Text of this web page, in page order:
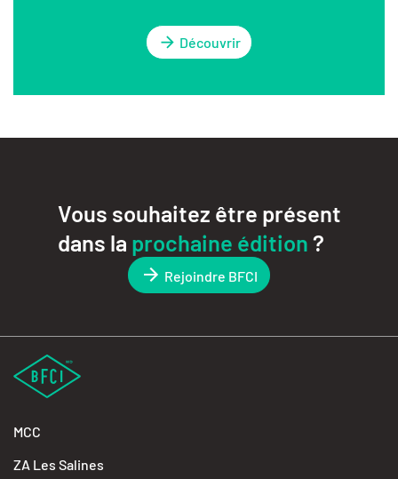
Découvrir
Vous souhaitez être présent
dans la prochaine édition?
Rejoindre BFCI
MCC
ZA Les Salines